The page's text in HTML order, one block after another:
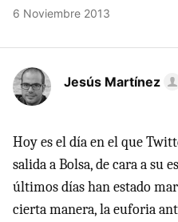
6 Noviembre 2013
Jesús Martínez
Hoy es el día en el que
salida a Bolsa, de cara a su
últimos días han estado
cierta manera, la euforia